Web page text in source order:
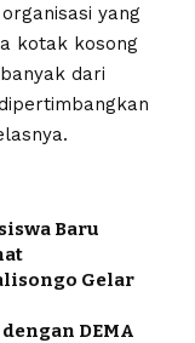
yang
kotak kosong
dari
Baru
Gelar
DEMA